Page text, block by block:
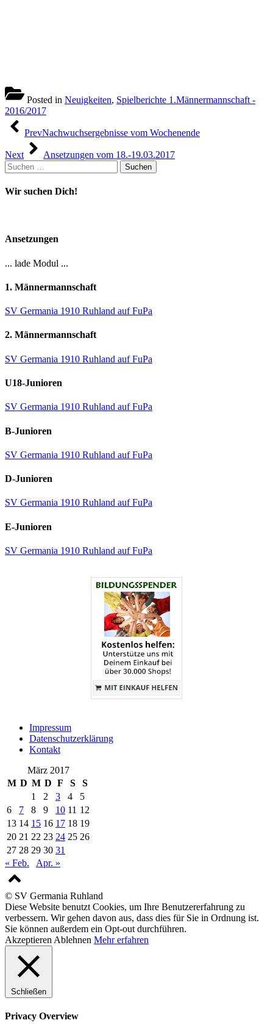
Posted in Neuigkeiten, Spielberichte 1.Männermannschaft -
2016/2017
Beitragsnavigation
PrevNachwuchsergebnisse vom Wochenende
Next
Ansetzungen vom 18.-19.03.2017
Suchen
nach:
Wir suchen Dich!
Ansetzungen
... lade Modul ...
1. Männermannschaft
SV Germania 1910 Ruhland auf FuPa
2. Männermannschaft
SV Germania 1910 Ruhland auf FuPa
U18-Junioren
SV Germania 1910 Ruhland auf FuPa
B-Junioren
SV Germania 1910 Ruhland auf FuPa
D-Junioren
SV Germania 1910 Ruhland auf FuPa
E-Junioren
SV Germania 1910 Ruhland auf FuPa
Impressum
Datenschutzerklärung
Kontakt
März 2017
M D M D F S
S
1
2 3 4
5
6
7 8 9 10 11 12
13 14 15 16 17 18 19
20 21 22 23 24 25 26
27 28 29 30 31
« Feb.
Apr. »
© SV Germania Ruhland
Diese Website benutzt Cookies, um Ihre Benutzererfahrung zu
verbessern. Wir gehen davon aus, dass dies für Sie in Ordnung ist.
Sie können außerdem ein Opt-out durchführen.
Akzeptieren Ablehnen Mehr erfahren
Schließen
Privacy Overview